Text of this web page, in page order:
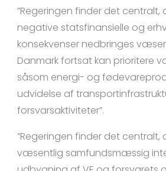
”Regeringen finder det centralt,
negative statsfinansielle og
konsekvenser nedbringes
Danmark fortsat kan prioritere
såsom energi- og
udvidelse af
forsvarsaktiviteter”.
”Regeringen finder det
væsentlig samfundsmæssig